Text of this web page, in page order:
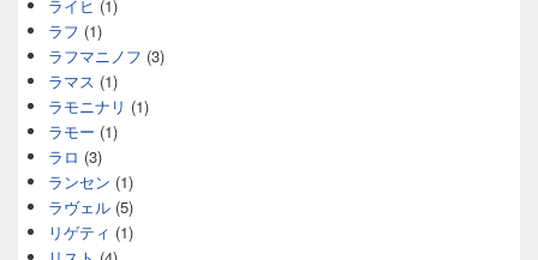
ライヒ (1)
ラフ (1)
ラフマニノフ (3)
ラマス (1)
ラモニナリ (1)
ラモー (1)
ラロ (3)
ランセン (1)
ラヴェル (5)
リゲティ (1)